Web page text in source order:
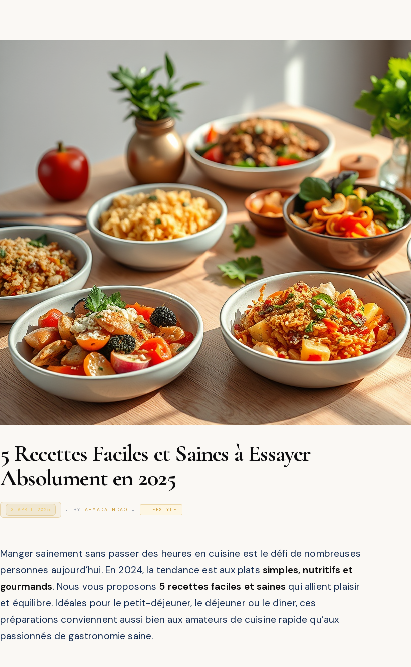
5 Recettes Faciles et Saines à Essayer
Absolument en 2025
P
O
O
3 APRIL 2025
M
B
E
R
2
2
. BY AHMADA NDAO .
D
N
LIFESTYLE
Manger sainement sans passer des heures en cuisine est le défi de nombreuses
personnes aujourd’hui. En 2024, la tendance est aux plats simples, nutritifs et
gourmands. Nous vous proposons 5 recettes faciles et saines qui allient plaisir
et équilibre. Idéales pour le petit-déjeuner, le déjeuner ou le dîner, ces
préparations conviennent aussi bien aux amateurs de cuisine rapide qu’aux
passionnés de gastronomie saine.